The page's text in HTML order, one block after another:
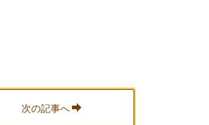
次の記事へ